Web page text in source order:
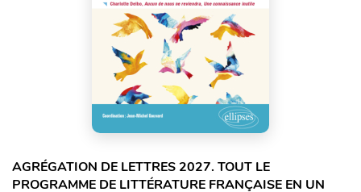
AGRÉGATION DE LETTRES 2027. TOUT LE
PROGRAMME DE LITTÉRATURE FRANÇAISE EN UN